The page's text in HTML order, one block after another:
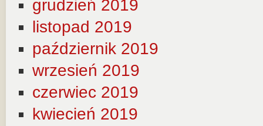
grudzień 2019
listopad 2019
październik 2019
wrzesień 2019
czerwiec 2019
kwiecień 2019